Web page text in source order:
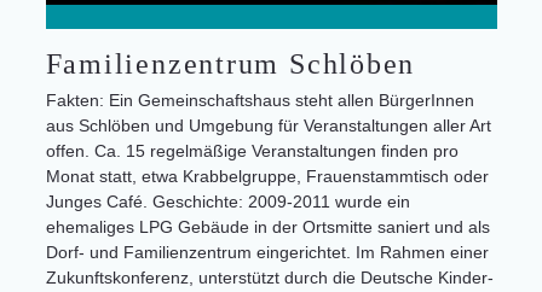
Familienzentrum Schlöben
Fakten: Ein Gemeinschaftshaus steht allen BürgerInnen
aus Schlöben und Umgebung für Veranstaltungen aller Art
offen. Ca. 15 regelmäßige Veranstaltungen finden pro
Monat statt, etwa Krabbelgruppe, Frauenstammtisch oder
Junges Café. Geschichte: 2009-2011 wurde ein
ehemaliges LPG Gebäude in der Ortsmitte saniert und als
Dorf- und Familienzentrum eingerichtet. Im Rahmen einer
Zukunftskonferenz, unterstützt durch die Deutsche Kinder-